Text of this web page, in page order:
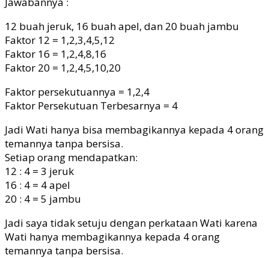
12 buah jeruk, 16 buah apel, dan 20 buah jambu
Faktor 12 = 1,2,3,4,5,12
Faktor 16 = 1,2,4,8,16
Faktor 20 = 1,2,4,5,10,20
Faktor persekutuannya = 1,2,4
Faktor Persekutuan Terbesarnya = 4
Jadi Wati hanya bisa membagikannya kepada 4 orang
temannya tanpa bersisa.
Setiap orang mendapatkan:
12 : 4 = 3 jeruk
16 : 4 = 4 apel
20 : 4 = 5 jambu
Jadi saya tidak setuju dengan perkataan Wati karena
Wati hanya membagikannya kepada 4 orang
temannya tanpa bersisa.